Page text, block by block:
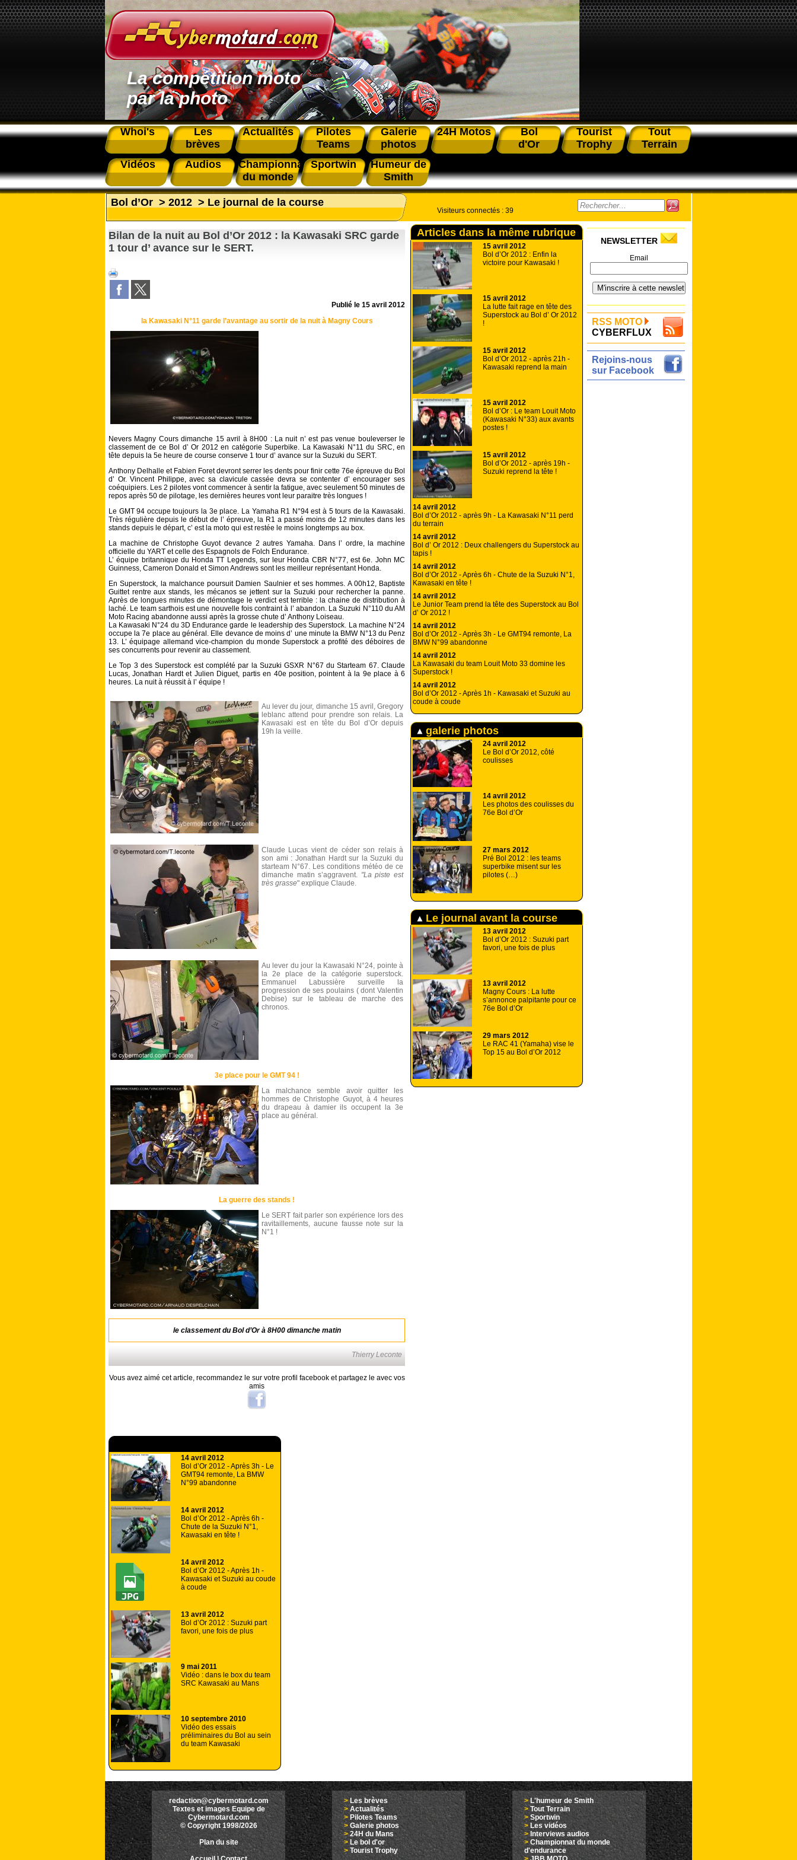
La compétition moto
par la photo
Whoi's
Les
brèves
Actualités
Pilotes
Teams
Galerie
photos
24H Motos
Bol
d'Or
Tourist
Trophy
Tout
Terrain
Vidéos
Audios
Championnat
du monde
Sportwin
Humeur de
Smith
Bol d’Or > 2012 > Le journal de la course
Bilan de la nuit au Bol d’Or 2012 : la Kawasaki SRC garde
1 tour d’ avance sur le SERT.
Publié le 15 avril 2012
la Kawasaki N°11 garde l’avantage au sortir de la nuit à Magny Cours
Nevers Magny Cours dimanche 15 avril à 8H00 : La nuit n’ est pas venue bouleverser le
classement de ce Bol d’ Or 2012 en catégorie Superbike. La Kawasaki N°11 du SRC, en
tête depuis la 5e heure de course conserve 1 tour d’ avance sur la Suzuki du SERT.
Anthony Delhalle et Fabien Foret devront serrer les dents pour finir cette 76e épreuve du Bol
d’ Or. Vincent Philippe, avec sa clavicule cassée devra se contenter d’ encourager ses
coéquipiers. Les 2 pilotes vont commencer à sentir la fatigue, avec seulement 50 minutes de
repos après 50 de pilotage, les dernières heures vont leur paraitre très longues !
Le GMT 94 occupe toujours la 3e place. La Yamaha R1 N°94 est à 5 tours de la Kawasaki.
Très régulière depuis le début de l’ épreuve, la R1 a passé moins de 12 minutes dans les
stands depuis le départ, c’ est la moto qui est restée le moins longtemps au box.
La machine de Christophe Guyot devance 2 autres Yamaha. Dans l’ ordre, la machine
officielle du YART et celle des Espagnols de Folch Endurance.
L’ équipe britannique du Honda TT Legends, sur leur Honda CBR N°77, est 6e. John MC
Guinness, Cameron Donald et Simon Andrews sont les meilleur représentant Honda.
En Superstock, la malchance poursuit Damien Saulnier et ses hommes. A 00h12, Baptiste
Guittet rentre aux stands, les mécanos se jettent sur la Suzuki pour rechercher la panne.
Après de longues minutes de démontage le verdict est terrible : la chaine de distribution à
laché. Le team sarthois est une nouvelle fois contraint à l’ abandon. La Suzuki N°110 du AM
Moto Racing abandonne aussi après la grosse chute d’ Anthony Loiseau.
La Kawasaki N°24 du 3D Endurance garde le leadership des Superstock. La machine N°24
occupe la 7e place au général. Elle devance de moins d’ une minute la BMW N°13 du Penz
13. L’ équipage allemand vice-champion du monde Superstock a profité des déboires de
ses concurrents pour revenir au classement.
Le Top 3 des Superstock est complété par la Suzuki GSXR N°67 du Starteam 67. Claude
Lucas, Jonathan Hardt et Julien Diguet, partis en 40e position, pointent à la 9e place à 6
heures. La nuit à réussit à l’ équipe !
Au lever du jour, dimanche 15 avril, Gregory
leblanc attend pour prendre son relais. La
Kawasaki est en tête du Bol d’Or depuis
19h la veille.
Claude Lucas vient de céder son relais à
son ami : Jonathan Hardt sur la Suzuki du
starteam N°67. Les conditions météo de ce
dimanche matin s’aggravent. "La piste est
très grasse" explique Claude.
Au lever du jour la Kawasaki N°24, pointe à
la 2e place de la catégorie superstock.
Emmanuel Labussière surveille la
progression de ses poulains ( dont Valentin
Debise) sur le tableau de marche des
chronos.
3e place pour le GMT 94 !
La malchance semble avoir quitter les
hommes de Christophe Guyot, à 4 heures
du drapeau à damier ils occupent la 3e
place au général.
La guerre des stands !
Le SERT fait parler son expérience lors des
ravitaillements, aucune fausse note sur la
N°1 !
le classement du Bol d’Or à 8H00 dimanche matin
Thierry Leconte
Vous avez aimé cet article, recommandez le sur votre profil facebook et partagez le avec vos
amis
14 avril 2012
Bol d’Or 2012 - Après 3h - Le
GMT94 remonte, La BMW
N°99 abandonne
14 avril 2012
Bol d’Or 2012 - Après 6h -
Chute de la Suzuki N°1,
Kawasaki en tête !
14 avril 2012
Bol d’Or 2012 - Après 1h -
Kawasaki et Suzuki au coude
à coude
13 avril 2012
Bol d’Or 2012 : Suzuki part
favori, une fois de plus
9 mai 2011
Vidéo : dans le box du team
SRC Kawasaki au Mans
10 septembre 2010
Vidéo des essais
préliminaires du Bol au sein
du team Kawasaki
Visiteurs connectés : 39
Articles dans la même rubrique
15 avril 2012
Bol d’Or 2012 : Enfin la
victoire pour Kawasaki !
15 avril 2012
La lutte fait rage en tête des
Superstock au Bol d’ Or 2012
!
15 avril 2012
Bol d’Or 2012 - après 21h -
Kawasaki reprend la main
15 avril 2012
Bol d’Or : Le team Louit Moto
(Kawasaki N°33) aux avants
postes !
15 avril 2012
Bol d’Or 2012 - après 19h -
Suzuki reprend la tête !
14 avril 2012
Bol d’Or 2012 - après 9h - La Kawasaki N°11 perd
du terrain
14 avril 2012
Bol d’ Or 2012 : Deux challengers du Superstock au
tapis !
14 avril 2012
Bol d’Or 2012 - Après 6h - Chute de la Suzuki N°1,
Kawasaki en tête !
14 avril 2012
Le Junior Team prend la tête des Superstock au Bol
d’ Or 2012 !
14 avril 2012
Bol d’Or 2012 - Après 3h - Le GMT94 remonte, La
BMW N°99 abandonne
14 avril 2012
La Kawasaki du team Louit Moto 33 domine les
Superstock !
14 avril 2012
Bol d’Or 2012 - Après 1h - Kawasaki et Suzuki au
coude à coude
galerie photos
24 avril 2012
Le Bol d’Or 2012, côté
coulisses
14 avril 2012
Les photos des coulisses du
76e Bol d’Or
27 mars 2012
Pré Bol 2012 : les teams
superbike misent sur les
pilotes (…)
Le journal avant la course
13 avril 2012
Bol d’Or 2012 : Suzuki part
favori, une fois de plus
13 avril 2012
Magny Cours : La lutte
s’annonce palpitante pour ce
76e Bol d’Or
29 mars 2012
Le RAC 41 (Yamaha) vise le
Top 15 au Bol d’Or 2012
NEWSLETTER
Email
RSS MOTO
CYBERFLUX
Rejoins-nous
sur Facebook
redaction@cybermotard.com
Textes et images Equipe de
Cybermotard.com
© Copyright 1998/2026
Plan du site
>Les brèves
> Actualités
> Pilotes Teams
>Galerie photos
>24H du Mans
>Le bol d'or
> Tourist Trophy
>L'humeur de Smith
> Tout Terrain
> Sportwin
> Les vidéos
> Interviews audios
>Championnat du monde
d'endurance